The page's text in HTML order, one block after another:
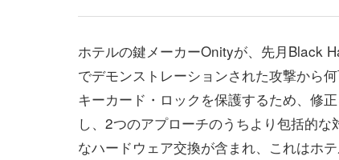
ホテルの鍵メーカーOnityが、先月Black
でデモンストレーションされた攻撃から
キーカード・ロックを保護するため、修
し、2つのアプローチのうちより包括的な
なハードウェア交換が含まれ、これはホ